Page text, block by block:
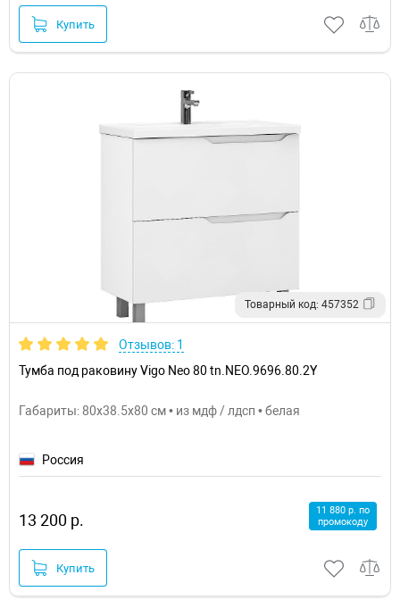
Купить
Товарный код: 457352
Отзывов: 1
Тумба под раковину Vigo Neo 80 tn.NEO.9696.80.2Y
Габариты: 80x38.5x80 см • из мдф / лдсп • белая
Россия
13 200 р.
11 880 р. по
промокоду
Купить